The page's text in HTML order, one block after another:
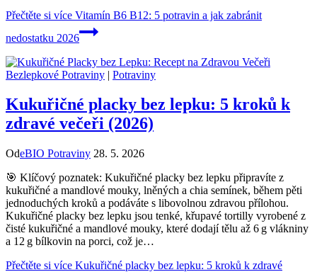
Přečtěte si více Vitamín B6 B12: 5 potravin a jak zabránit
nedostatku 2026
Bezlepkové Potraviny | Potraviny
Kukuřičné placky bez lepku: 5 kroků k
zdravé večeři (2026)
OdeBIO Potraviny 28. 5. 2026
🎯 Klíčový poznatek: Kukuřičné placky bez lepku připravíte z
kukuřičné a mandlové mouky, lněných a chia semínek, během pěti
jednoduchých kroků a podáváte s libovolnou zdravou přílohou.
Kukuřičné placky bez lepku jsou tenké, křupavé tortilly vyrobené z
čisté kukuřičné a mandlové mouky, které dodají tělu až 6 g vlákniny
a 12 g bílkovin na porci, což je…
Přečtěte si více Kukuřičné placky bez lepku: 5 kroků k zdravé